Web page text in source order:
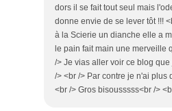
dors il se fait tout seul mais
donne envie de se lever tôt !!!
à la Scierie un dianche elle a
le pain fait main une merveille
/> Je vias aller voir ce blog
/> <br /> Par contre je n'ai plus
<br /> Gros bisousssss<br />